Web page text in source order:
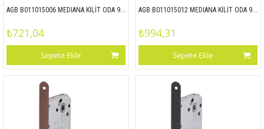
AGB B011015006 MEDIANA KİLİT ODA 90x50 NİKEL
₺721,04
Sepete Ekle
AGB B011015012 MEDIANA KİLİT ODA 90x50 ANTİK SARI
₺994,31
Sepete Ekle